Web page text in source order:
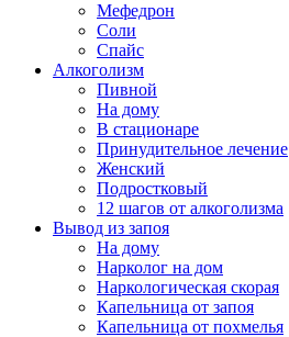
Мефедрон
Соли
Спайс
Алкоголизм
Пивной
На дому
В стационаре
Принудительное лечение
Женский
Подростковый
12 шагов от алкоголизма
Вывод из запоя
На дому
Нарколог на дом
Наркологическая скорая
Капельница от запоя
Капельница от похмелья